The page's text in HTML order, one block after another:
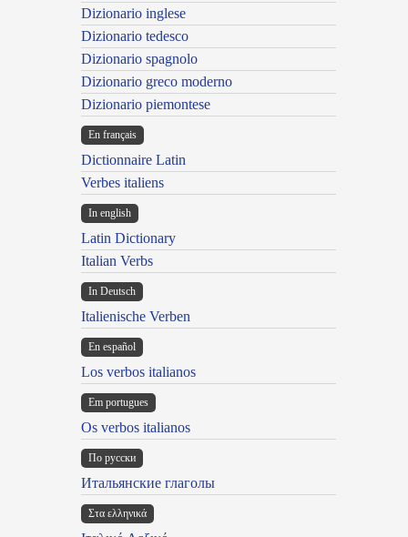
Dizionario inglese
Dizionario tedesco
Dizionario spagnolo
Dizionario greco moderno
Dizionario piemontese
En français
Dictionnaire Latin
Verbes italiens
In english
Latin Dictionary
Italian Verbs
In Deutsch
Italienische Verben
En español
Los verbos italianos
Em portugues
Os verbos italianos
По русски
Итальянские глаголы
Στα ελληνικά